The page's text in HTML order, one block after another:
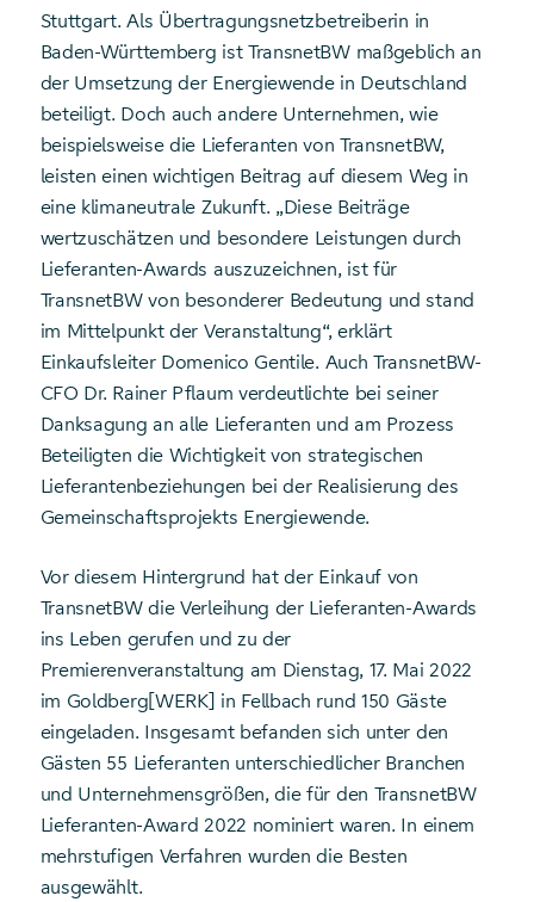
Stuttgart. Als Übertragungsnetzbetreiberin in
Baden-Württemberg ist TransnetBW maßgeblich an
der Umsetzung der Energiewende in Deutschland
beteiligt. Doch auch andere Unternehmen, wie
beispielsweise die Lieferanten von TransnetBW,
leisten einen wichtigen Beitrag auf diesem Weg in
eine klimaneutrale Zukunft. „Diese Beiträge
wertzuschätzen und besondere Leistungen durch
Lieferanten-Awards auszuzeichnen, ist für
TransnetBW von besonderer Bedeutung und stand
im Mittelpunkt der Veranstaltung“, erklärt
Einkaufsleiter Domenico Gentile. Auch TransnetBW-
CFO Dr. Rainer Pflaum verdeutlichte bei seiner
Danksagung an alle Lieferanten und am Prozess
Beteiligten die Wichtigkeit von strategischen
Lieferantenbeziehungen bei der Realisierung des
Gemeinschaftsprojekts Energiewende.
Vor diesem Hintergrund hat der Einkauf von
TransnetBW die Verleihung der Lieferanten-Awards
ins Leben gerufen und zu der
Premierenveranstaltung am Dienstag, 17. Mai 2022
im Goldberg[WERK] in Fellbach rund 150 Gäste
eingeladen. Insgesamt befanden sich unter den
Gästen 55 Lieferanten unterschiedlicher Branchen
und Unternehmensgrößen, die für den TransnetBW
Lieferanten-Award 2022 nominiert waren. In einem
mehrstufigen Verfahren wurden die Besten
ausgewählt.